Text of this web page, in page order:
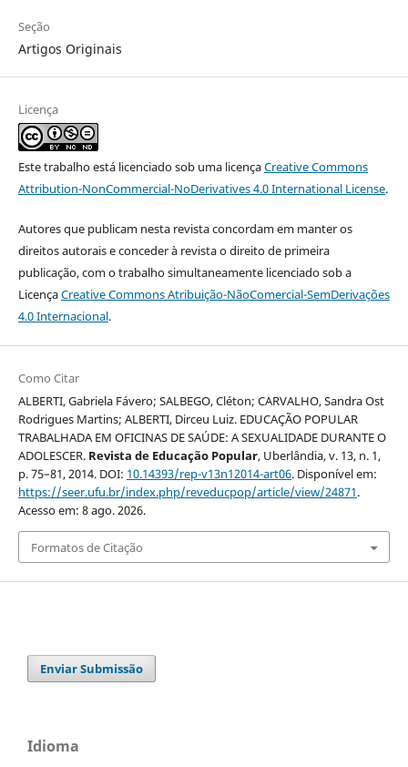
Seção
Artigos Originais
Licença
Este trabalho está licenciado sob uma licençaCreative Commons
Attribution-NonCommercial-NoDerivatives 4.0 International License.
Autores que publicam nesta revista concordam em manter os
direitos autorais e conceder à revista o direito de primeira
publicação, com o trabalho simultaneamente licenciado sob a
LicençaCreative Commons Atribuição-NãoComercial-SemDerivações
4.0 Internacional.
Como Citar
ALBERTI, Gabriela Fávero; SALBEGO, Cléton; CARVALHO, Sandra Ost
Rodrigues Martins; ALBERTI, Dirceu Luiz. EDUCAÇÃO POPULAR
TRABALHADA EM OFICINAS DE SAÚDE: A SEXUALIDADE DURANTE O
ADOLESCER. Revista de Educação Popular, Uberlândia, v. 13, n. 1,
p. 75–81, 2014. DOI: 10.14393/rep-v13n12014-art06. Disponível em:
https://seer.ufu.br/index.php/reveducpop/article/view/24871.
Acesso em: 8 ago. 2026.
Formatos de Citação
Enviar Submissão
Idioma